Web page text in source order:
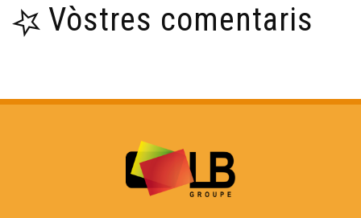
Joan-Loís Blenet - Cara e Cara
Benjamin Assié (brac) - Cara e Cara
Vòstres comentaris